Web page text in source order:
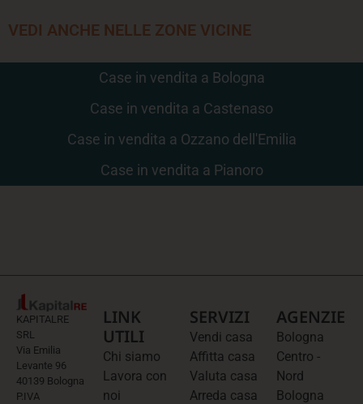
VEDI ANCHE NELLE ZONE VICINE
Case in vendita a Bologna
Case in vendita a Castenaso
Case in vendita a Ozzano dell'Emilia
Case in vendita a Pianoro
KAPITALRE
SRL
Via Emilia
Levante 96
40139 Bologna
P.IVA
LINK
UTILI
Chi siamo
Lavora con
noi
SERVIZI
Vendi casa
Affitta casa
Valuta casa
Arreda casa
AGENZIE
Bologna
Centro -
Nord
Bologna